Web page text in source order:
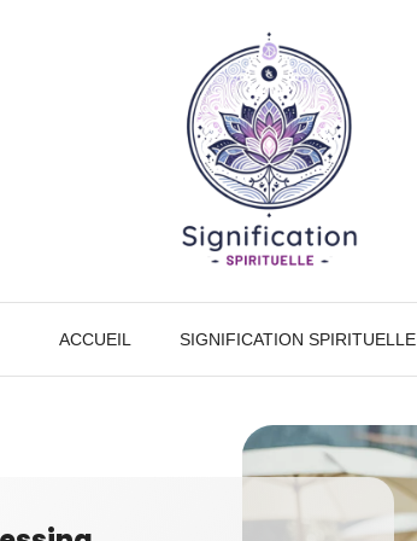
ACCUEIL SIGNIFICATION SPIRITUELLE